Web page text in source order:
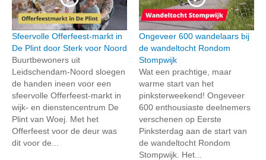
Sfeervolle Offerfeest-markt in
De Plint door Sterk voor Noord
Buurtbewoners uit
Leidschendam-Noord sloegen
de handen ineen voor een
sfeervolle Offerfeest-markt in
wijk- en dienstencentrum De
Plint van Woej. Met het
Offerfeest voor de deur was
dit voor de...
Ongeveer 600 wandelaars bij
de wandeltocht Rondom
Stompwijk
Wat een prachtige, maar
warme start van het
pinksterweekend! Ongeveer
600 enthousiaste deelnemers
verschenen op Eerste
Pinksterdag aan de start van
de wandeltocht Rondom
Stompwijk. Het...